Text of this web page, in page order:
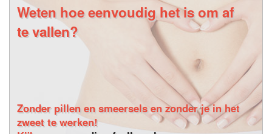
Weten hoe eenvoudig het is om af
te vallen?
Zonder pillen en smeersels en zonder je in het
zweet te werken!